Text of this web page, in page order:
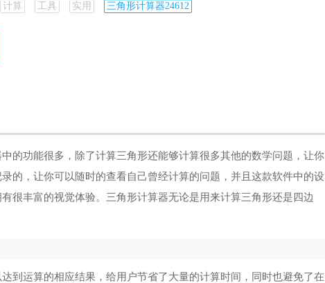
计算 工具 实用 三角形计算器24612
的功能很多，除了计算三角形还能够计算很多其他的数学问题，让你
的，让你可以随时的查看自己曾经计算的问题，并且这款软件中的设
很丰富的视觉体验。三角形计算器无论是用来计算三角形还是四边
到运算的相应结果，给用户节省了大量的计算时间，同时也避免了在